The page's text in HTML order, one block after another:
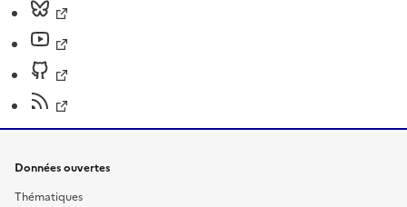
Données ouvertes
Thématiques